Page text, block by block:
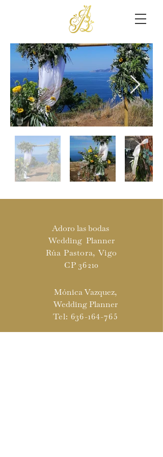
Adoro las bodas
Wedding Planner
Rúa Pastora, Vigo
CP 36210
Mónica Vazquez,
Wedding Planner
Tel: 636-164-765